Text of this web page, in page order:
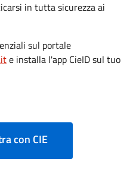
in tutta sicurezza ai
sul portale
e installa l'app CieID sul tuo
con CIE